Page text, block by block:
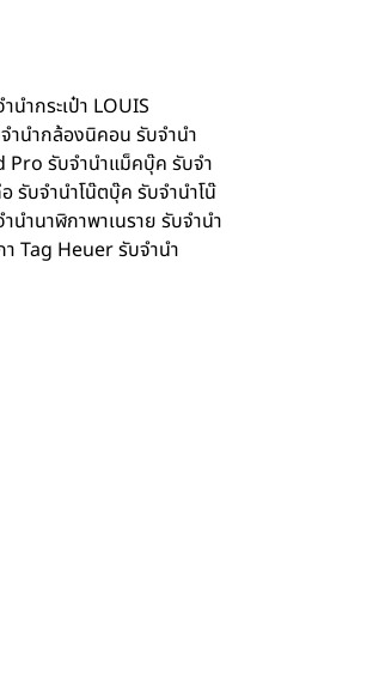
นำกระเป๋า LOUIS
ำนำกล้องนิคอน รับจำนำ
Pro รับจำนำแม็คบุ๊ค รับจำ
รับจำนำโน๊ตบุ๊ค รับจำนำโน๊
ำนาฬิกาพาเนราย รับจำนำ
า Tag Heuer รับจำนำ